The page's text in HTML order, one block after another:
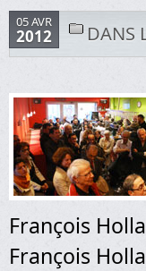
05 AVR
2012 DANS
François
François